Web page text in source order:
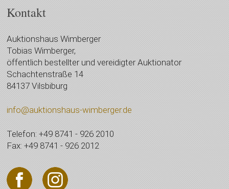
Kontakt
Auktionshaus Wimberger
Tobias Wimberger,
öffentlich bestellter und vereidigter Auktionator
Schachtenstraße 14
84137 Vilsbiburg
info@auktionshaus-wimberger.de
Telefon: +49 8741 - 926 2010
Fax: +49 8741 - 926 2012